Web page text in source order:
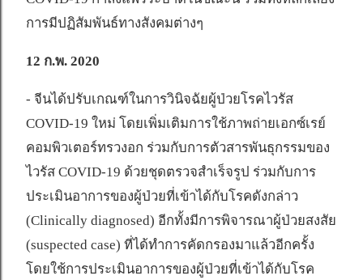
การมีปฏิสัมพันธ์ทางสังคมต่างๆ
12 ก.พ. 2020
- จีนได้ปรับเกณฑ์ในการวินิจฉัยผู้ป่วยโรคไวรัส
COVID-19 ใหม่ โดยเพิ่มเติมการใช้ภาพถ่ายเอกซ์เรย์
คอมพิวเตอร์ทรวงอก ร่วมกับการตัวสารพันธุกรรมของ
ไวรัส COVID-19 ด้วยชุดตรวจสำเร็จรูป ร่วมกับการ
ประเมินอาการของผู้ป่วยที่เข้าได้กับโรคดังกล่าว
(Clinically diagnosed) อีกทั้งมีการพิจารณาผู้ป่วยสงสัย
(suspected case) ที่ได้ทำการคัดกรองมาแล้วอีกครั้ง
โดยใช้การประเมินอาการของผู้ป่วยที่เข้าได้กับโรค